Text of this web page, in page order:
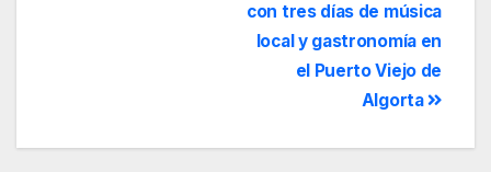
con tres días de música
local y gastronomía en
el Puerto Viejo de
Algorta